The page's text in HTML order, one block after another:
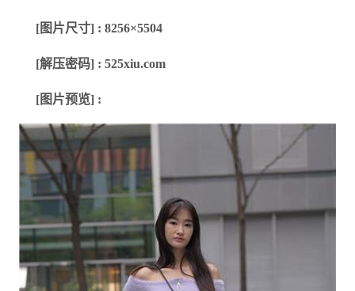
[图片尺寸] : 8256×5504
[解压密码] : 525xiu.com
[图片预览] :